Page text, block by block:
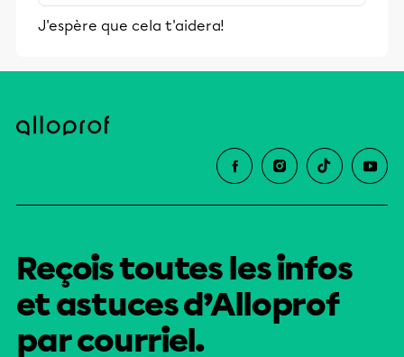
stimulants, Alloprof engage les élèves
et leurs parents dans la réussite
J'espère que cela t'aidera!
Reçois toutes les infos
et astuces d’Alloprof
par courriel.